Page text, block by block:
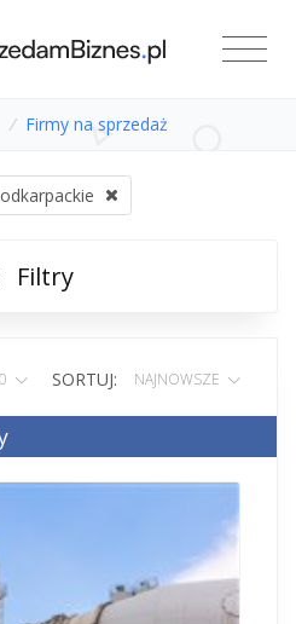
/ Firmy na sprzedaż
Filtry
SORTUJ: NAJNOWSZE